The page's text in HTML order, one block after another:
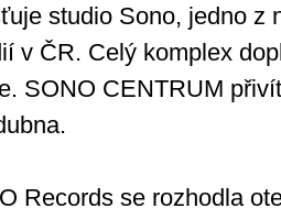
studio Sono, jedno z
v ČR. Celý komplex
SONO CENTRUM
Records se rozhodla